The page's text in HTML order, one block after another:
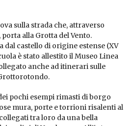
sulla strada che, attraverso
alla Grotta del Vento.
dal castello di origine estense (XV
è stato allestito il Museo Linea
anche ad itinerari sulle
pochi esempi rimasti di borgo
mura, porte e torrioni risalenti al
collegati tra loro da una bella